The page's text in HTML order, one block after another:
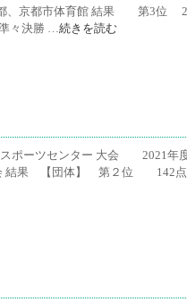
、京都市体育館 結果 第3位
々決勝 …続きを読む
ポーツセンター 大会 2021年
会 結果 【団体】 第２位 142点